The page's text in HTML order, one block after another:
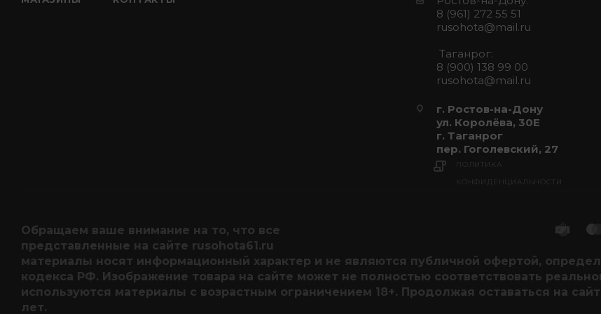
8 (961) 272 55 51
rusohota@mail.ru
Таганрог:
8 (900) 138 99 00
rusohota@mail.ru
г. Ростов-на-Дону
ул. Королёва, 30Е
г. Таганрог
пер. Гоголевский, 27
ПОЛИТИКА
КОНФИДЕНЦИАЛЬНОСТИ
Обращаем ваше внимание на то, что все
представленные на сайте rusohota61.ru
материалы носят информационный характер и не являются публичной офертой,
кодекса РФ. Изображение товара на сайте может не полностью соответствовать
используются материалы с возрастным ограничением 18+. Продолжая оставаться на
лет.